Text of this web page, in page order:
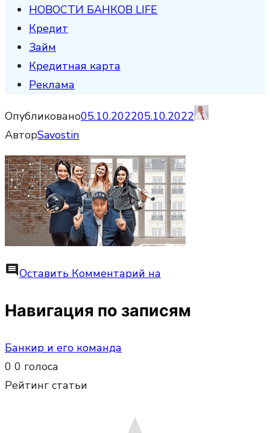
НОВОСТИ БАНКОВ LIFE
Кредит
Займ
Кредитная карта
Реклама
Опубликовано05.10.202205.10.2022
АвторSavostin
commentОставить Комментарий на
Навигация по записям
Банкир и его команда
0 0 голоса
Рейтинг статьи